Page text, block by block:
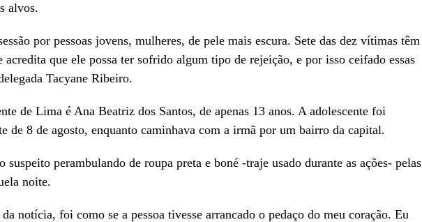
alvos.
por pessoas jovens, mulheres, de pele mais escura. Sete das dez vítimas têm
acredita que ele possa ter sofrido algum tipo de rejeição, e por isso ceifado essas
Tacyane Ribeiro.
de Lima é Ana Beatriz dos Santos, de apenas 13 anos. A adolescente foi
de 8 de agosto, enquanto caminhava com a irmã por um bairro da capital.
suspeito perambulando de roupa preta e boné -traje usado durante as ações- pelas
noite.
notícia, foi como se a pessoa tivesse arrancado o pedaço do meu coração. Eu